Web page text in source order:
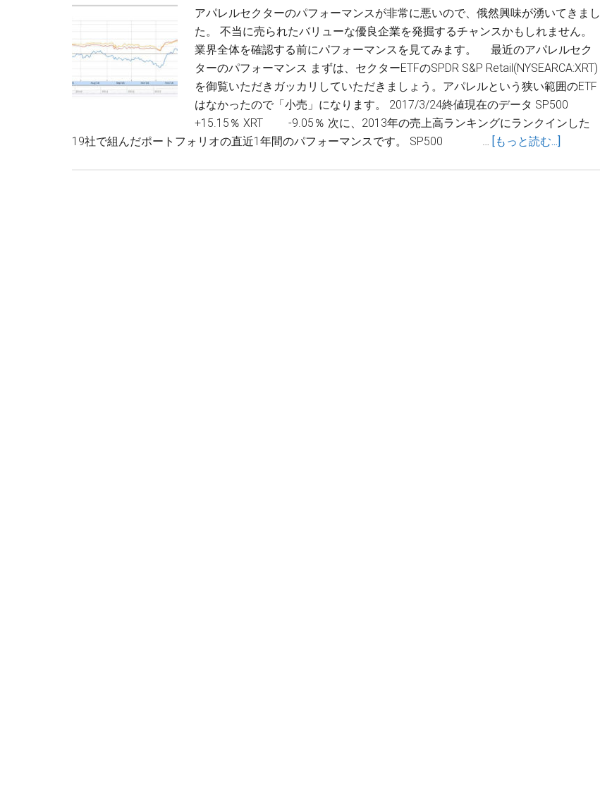
の
純
利
益・
ROE・
配
当
利
アパレルセクターのパフォーマンスが非常に悪いので、俄然興味が湧いてきまし
た。 不当に売られたバリューな優良企業を発掘するチャンスかもしれません。
業界全体を確認する前にパフォーマンスを見てみます。 最近のアパレルセク
ターのパフォーマンス まずは、セクターETFのSPDR S&P Retail(NYSEARCA:XRT)
を御覧いただきガッカリしていただきましょう。アパレルという狭い範囲のETF
はなかったので「小売」になります。 2017/3/24終値現在のデータ SP500
+15.15％ XRT -9.05％ 次に、2013年の売上高ランキングにランクインした
19社で組んだポートフォリオの直近1年間のパフォーマンスです。 SP500 … [もっと読む...]